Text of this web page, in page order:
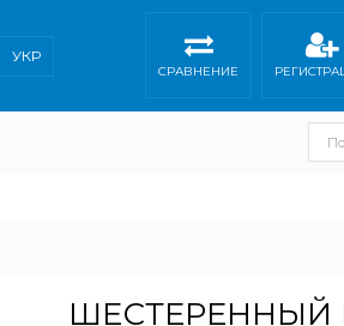
УКР
СРАВНЕНИЕ
ШЕСТЕРЕННЫЙ